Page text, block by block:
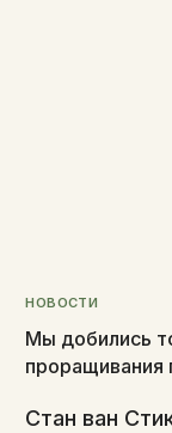
НОВОСТИ
Мы добились
проращивания
Стан ван